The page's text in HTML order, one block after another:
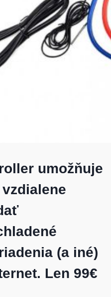
umožňuje
(a iné)
Len 99€